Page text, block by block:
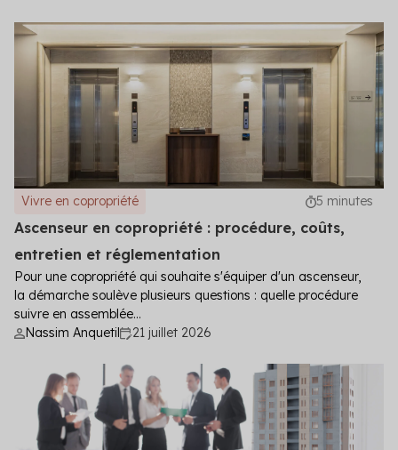
Vivre en copropriété 5 minutes
Ascenseur en copropriété : procédure, coûts,
entretien et réglementation
Pour une copropriété qui souhaite s'équiper d'un ascenseur,
la démarche soulève plusieurs questions : quelle procédure
suivre en assemblée...
Nassim Anquetil
21 juillet 2026